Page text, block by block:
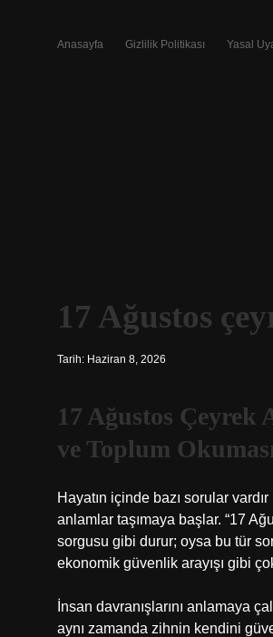
Anasayfa Gizlilik Politikası Yasal
17 Ağustos
Tarih: Haziran 8, 2026
17 Ağustos
ve Toplum
Hayatın içinde bazı sorular
anlamlar taşımaya başlar. “17
sorgusu gibi durur; oysa bu tür
ekonomik güvenlik arayışı gibi
İnsan davranışlarını anlamaya
aynı zamanda zihnin kendini